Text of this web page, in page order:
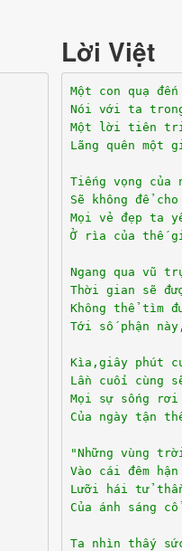
Lời Việt
Một con quạ
Nói với ta
Một lời tiên
Lãng quên một
Tiếng vọng của
Sẽ không để
Mọi vẻ đẹp ta
Ở rìa của thế
Ngang qua vũ
Thời gian sẽ
Không thể tìm
Tới số phận
Kìa,giây phút
Lần cuối cùng
Mọi sự sống rơi
Của ngày tận
"Những vùng
Vào cái đêm
Lưỡi hái tử
Của ánh sáng
Ta nhìn thấy